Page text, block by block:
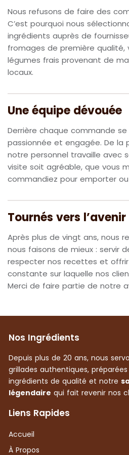
Nous refusons de faire des
C’est pourquoi nous
ingrédients auprès de
fromages de première qualité,
légumes frais provenant de
locaux.
Une équipe dévouée
Derrière chaque commande
passionnée et engagée. De la
notre personnel travaille avec
visite soit agréable, que vous
commandiez pour emporter
Tournés vers l’avenir
Après plus de vingt ans, nous
nous faisons de mieux : servir
respecter nos recettes et
constante sur laquelle nos
Merci de faire partie de notre
Nos Ingrédients
Depuis plus de 20 ans, nous
grillades authentiques,
ingrédients de qualité et notre
légendaire qui fait revenir nos
Liens Rapides
Accueil
À Propos